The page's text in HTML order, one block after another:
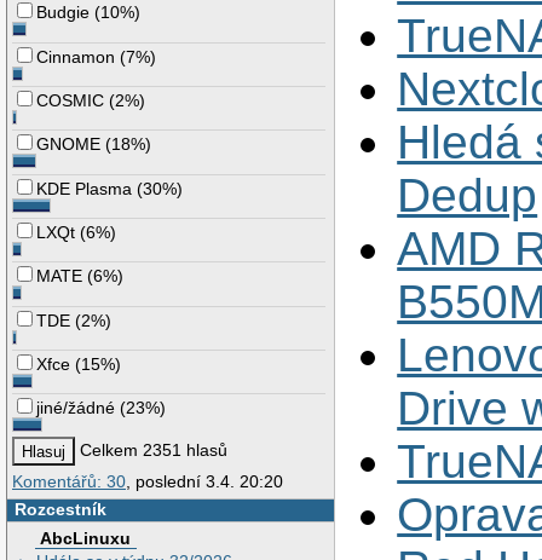
Budgie (10%)
Cinnamon (7%)
COSMIC (2%)
GNOME (18%)
KDE Plasma (30%)
LXQt (6%)
MATE (6%)
TDE (2%)
Xfce (15%)
jiné/žádné (23%)
Celkem 2351 hlasů
Komentářů: 30 , poslední 3.4. 20:20
Rozcestník
AbcLinuxu
Hledá
Dedup
AMD
Drive